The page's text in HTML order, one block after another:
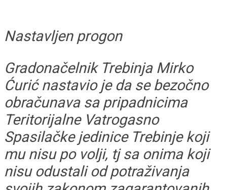
Nastavljen progon
Gradonačelnik Trebinja Mirko
Ćurić nastavio je da se bezočno
obračunava sa pripadnicima
Teritorijalne Vatrogasno
Spasilačke jedinice Trebinje koji
mu nisu po volji, tj sa onima koji
nisu odustali od potraživanja